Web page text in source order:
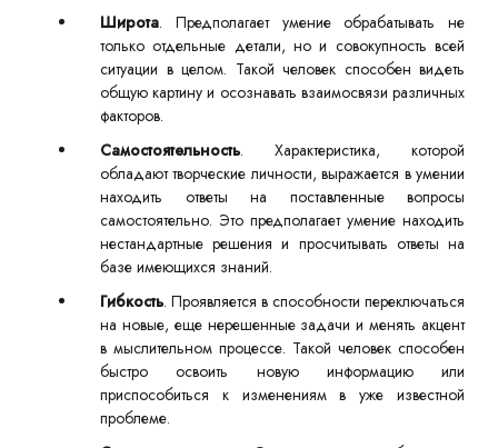
Широта. Предполагает умение обрабатывать не
только отдельные детали, но и совокупность всей
ситуации в целом. Такой человек способен видеть
общую картину и осознавать взаимосвязи различных
факторов.
Самостоятельность. Характеристика, которой
обладают творческие личности, выражается в умении
находить ответы на поставленные вопросы
самостоятельно. Это предполагает умение находить
нестандартные решения и просчитывать ответы на
базе имеющихся знаний.
Гибкость. Проявляется в способности переключаться
на новые, еще нерешенные задачи и менять акцент
в мыслительном процессе. Такой человек способен
быстро освоить новую информацию или
приспособиться к изменениям в уже известной
проблеме.